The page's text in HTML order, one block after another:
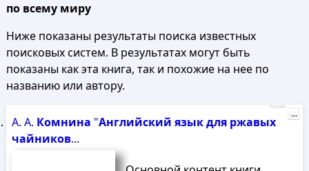
по всему миру
Ниже показаны результаты поиска известных
поисковых систем. В результатах могут быть
показаны как эта книга, так и похожие на нее по
названию или автору.
А. А. Комнина "Английский языкдля ржавых
чайников...
Реклама
...